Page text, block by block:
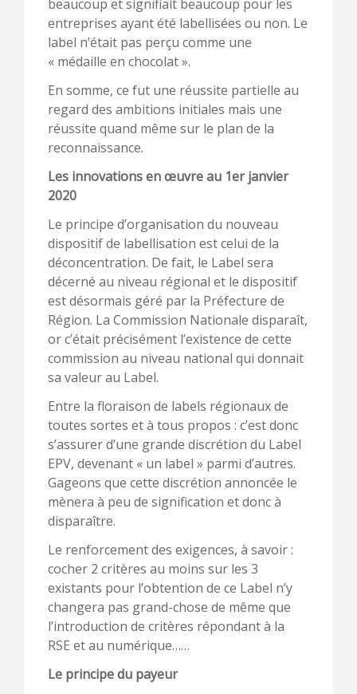
beaucoup et signifiait beaucoup pour les
entreprises ayant été labellisées ou non. Le
label n’était pas perçu comme une
« médaille en chocolat ».
En somme, ce fut une réussite partielle au
regard des ambitions initiales mais une
réussite quand même sur le plan de la
reconnaissance.
Les innovations en œuvre au 1erjanvier
2020
Le principe d’organisation du nouveau
dispositif de labellisation est celui de la
déconcentration. De fait, le Label sera
décerné au niveau régional et le dispositif
est désormais géré par la Préfecture de
Région. La Commission Nationale disparaît,
or c’était précisément l’existence de cette
commission au niveau national qui donnait
sa valeur au Label.
Entre la floraison de labels régionaux de
toutes sortes et à tous propos : c’est donc
s’assurer d’une grande discrétion du Label
EPV, devenant « un label » parmi d’autres.
Gageons que cette discrétion annoncée le
mènera à peu de signification et donc à
disparaître.
Le renforcement des exigences, à savoir :
cocher 2 critères au moins sur les 3
existants pour l’obtention de ce Label n’y
changera pas grand-chose de même que
l’introduction de critères répondant à la
RSE et au numérique……
Le principe du payeur